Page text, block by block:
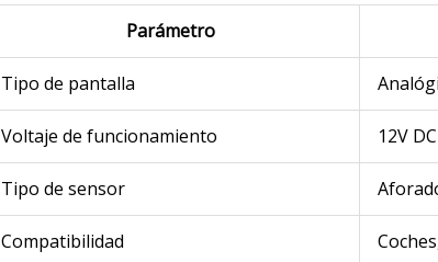
Parámetro
Tipo de pantalla
Voltaje de funcionamiento 12V DC
Tipo de sensor
Compatibilidad